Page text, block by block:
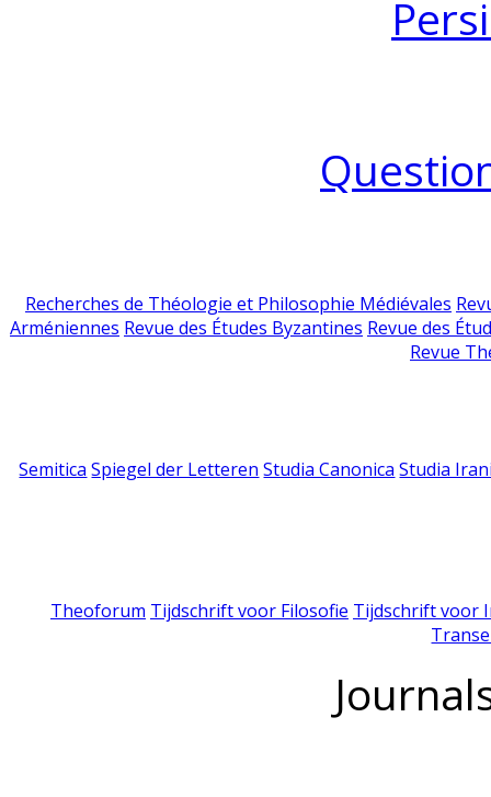
Recherches de Théologie et Philosophie Médiévales
Arméniennes Revue des Études Byzantines Revue des
Revue
Semitica Spiegel der Letteren Studia Canonica Studia
Theoforum Tijdschrift voor Filosofie Tijdschrift voor